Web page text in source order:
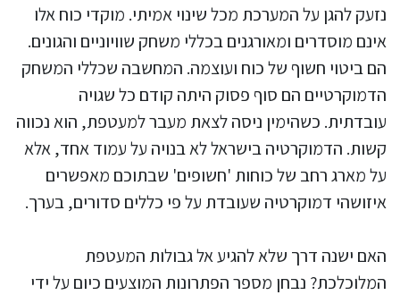
נזעק להגן על המערכת מכל שינוי אמיתי. מוקדי כוח אלו
אינם מוסדרים ומאורגנים בכללי משחק שוויוניים והגונים.
הם ביטוי חשוף של כוח ועוצמה. המחשבה שכללי המשחק
הדמוקרטיים הם סוף פסוק היתה קודם כל שגויה
עובדתית. כשהימין ניסה לצאת מעבר למעטפת, הוא נכווה
קשות. הדמוקרטיה בישראל לא בנויה על עמוד אחד, אלא
על מארג רחב של כוחות 'חשופים' שבתוכם מאפשרים
איזושהי דמוקרטיה שעובדת על פי כללים סדורים, בערך.
האם ישנה דרך שלא להגיע אל גבולות המעטפת
המלוכלכת? נבחן מספר הפתרונות המוצעים כיום על ידי